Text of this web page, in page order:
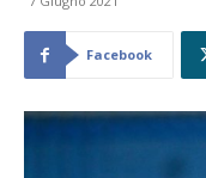
Facebook